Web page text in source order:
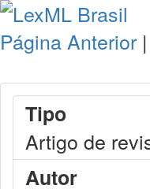
Página Anterior |
Tipo
Artigo de
Autor